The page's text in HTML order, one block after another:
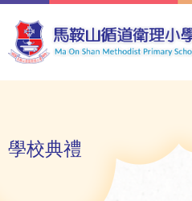
移至主內容
學校典禮